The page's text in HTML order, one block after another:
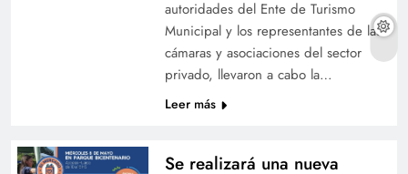
autoridades del Ente de Turismo
Municipal y los representantes de las
cámaras y asociaciones del sector
privado, llevaron a cabo la…
Leer más
Se realizará una nueva